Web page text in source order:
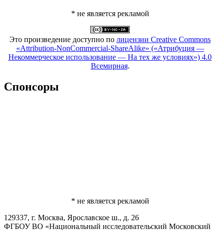
* не является рекламой
Это произведение доступно по лицензии Creative Commons
«Attribution-NonCommercial-ShareAlike» («Атрибуция —
Некоммерческое использование — На тех же условиях») 4.0
Всемирная.
Спонсоры
* не является рекламой
129337, г. Москва, Ярославское ш., д. 26
ФГБОУ ВО «Национальный исследовательский Московский